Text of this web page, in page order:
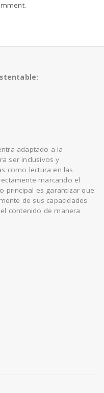
adaptado a la
ser inclusivos y
como lectura en las
marcando el
principal es garantizar que
de sus capacidades
contenido de manera